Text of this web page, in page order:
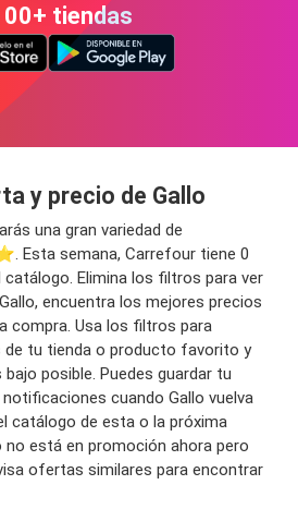
tiendas
y precio de Gallo
una gran variedad de
Esta semana, Carrefour tiene 0
Elimina los filtros para ver
encuentra los mejores precios
compra. Usa los filtros para
tu tienda o producto favorito y
posible. Puedes guardar tu
cuando Gallo vuelva
catálogo de esta o la próxima
no está en promoción ahora pero
ofertas similares para encontrar